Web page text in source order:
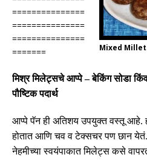
Mixed Millets
===============
===============
===============
=======
मिश्र मिलेट्सचे आप्पे–बेकिंग सोडा
पौष्टिक पदार्थ
आप्पे पॅन ही अतिशय उपयुक्त वस्तू आहे.
होतात आणि चव व टेक्सचर पण छान येतं.
नेहमीच्या स्वयंपाकात मिलेट्स कसे